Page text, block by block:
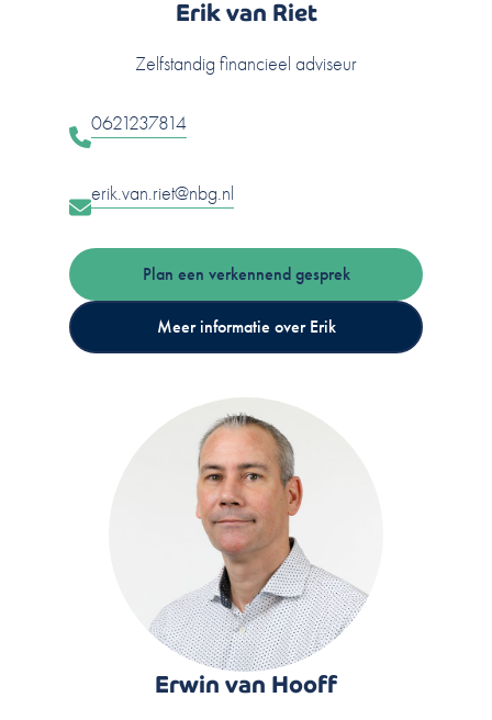
Erik van Riet
Zelfstandig financieel adviseur
0621237814
erik.van.riet@nbg.nl
Plan een verkennend gesprek
Meer informatie over Erik
Erwin van Hooff